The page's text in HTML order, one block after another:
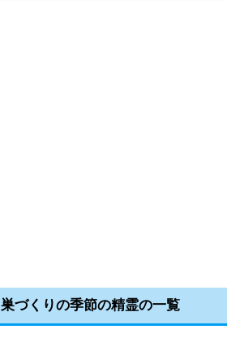
巣づくりの季節の精霊の一覧